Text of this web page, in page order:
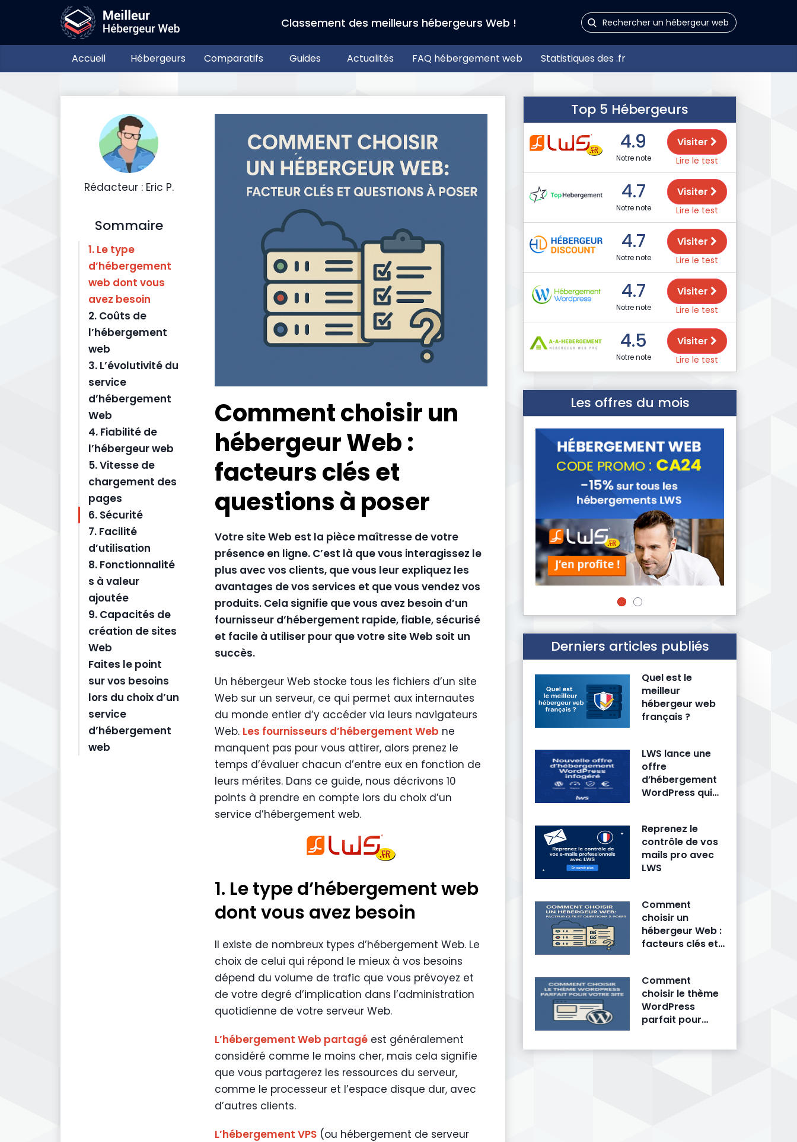
Classement des meilleurs hébergeurs Web !
Accueil Hébergeurs Comparatifs Guides Actualités FAQ hébergement web Statistiques des .fr
Rédacteur : Eric P.
Sommaire
1. Le type
d’hébergement
web dont vous
avez besoin
2. Coûts de
l’hébergement
web
3. L’évolutivité du
service
d’hébergement
Web
4. Fiabilité de
l’hébergeur web
5. Vitesse de
chargement des
pages
6. Sécurité
7. Facilité
d’utilisation
8. Fonctionnalité
s à valeur
ajoutée
9. Capacités de
création de sites
Web
Faites le point
sur vos besoins
lors du choix d’un
service
d’hébergement
web
Comment choisir un
hébergeur Web :
facteurs clés et
questions à poser
Votre site Web est la pièce maîtresse de votre
présence en ligne. C’est là que vous interagissez le
plus avec vos clients, que vous leur expliquez les
avantages de vos services et que vous vendez vos
produits. Cela signifie que vous avez besoin d’un
fournisseur d’hébergement rapide, fiable, sécurisé
et facile à utiliser pour que votre site Web soit un
succès.
Un hébergeur Web stocke tous les fichiers d’un site
Web sur un serveur, ce qui permet aux internautes
du monde entier d’y accéder via leurs navigateurs
Web. Les fournisseurs d’hébergement Web ne
manquent pas pour vous attirer, alors prenez le
temps d’évaluer chacun d’entre eux en fonction de
leurs mérites. Dans ce guide, nous décrivons 10
points à prendre en compte lors du choix d’un
service d’hébergement web.
1. Le type d’hébergement web
dont vous avez besoin
Il existe de nombreux types d’hébergement Web. Le
choix de celui qui répond le mieux à vos besoins
dépend du volume de trafic que vous prévoyez et
de votre degré d’implication dans l’administration
quotidienne de votre serveur Web.
L’hébergement Web partagé est généralement
considéré comme le moins cher, mais cela signifie
que vous partagerez les ressources du serveur,
comme le processeur et l’espace disque dur, avec
d’autres clients.
L’hébergement VPS (ou hébergement de serveur
Top 5 Hébergeurs
4.9
Notre note
Visiter
Lire le test
4.7
Notre note
Visiter
Lire le test
4.7
Notre note
Visiter
Lire le test
4.7
Notre note
Visiter
Lire le test
4.5
Notre note
Visiter
Lire le test
Les offres du mois
Derniers articles publiés
Quel est le
meilleur
hébergeur web
français ?
LWS lance une
offre
d’hébergement
WordPress qui
Reprenez le
contrôle de vos
mails pro avec
LWS
Comment
choisir un
hébergeur Web :
facteurs clés et
Comment
choisir le thème
WordPress
parfait pour